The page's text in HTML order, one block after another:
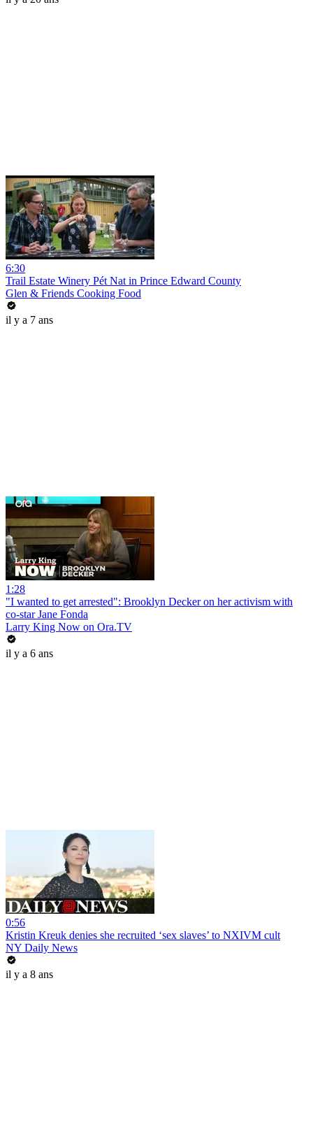
6:30
Trail Estate Winery Pét Nat in Prince Edward County
Glen & Friends Cooking Food
il y a 7 ans
1:28
"I wanted to get arrested": Brooklyn Decker on her activism with
co-star Jane Fonda
Larry King Now on Ora.TV
il y a 6 ans
0:56
Kristin Kreuk denies she recruited ‘sex slaves’ to NXIVM cult
NY Daily News
il y a 8 ans